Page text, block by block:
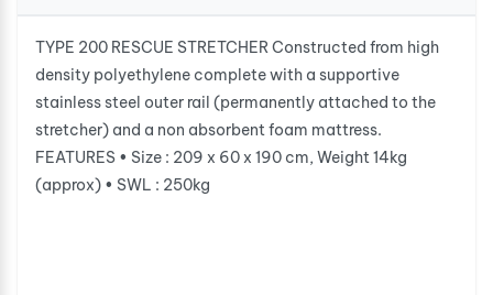
TYPE 200 RESCUE STRETCHER Constructed from high
density polyethylene complete with a supportive
stainless steel outer rail (permanently attached to the
stretcher) and a non absorbent foam mattress.
FEATURES • Size : 209 x 60 x 190 cm, Weight 14kg
(approx) • SWL : 250kg